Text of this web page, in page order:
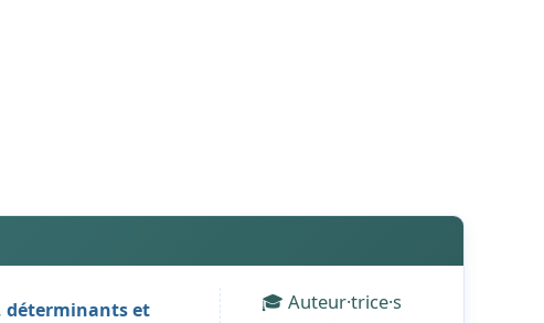
déterminants et
🎓 Auteur·trice·s